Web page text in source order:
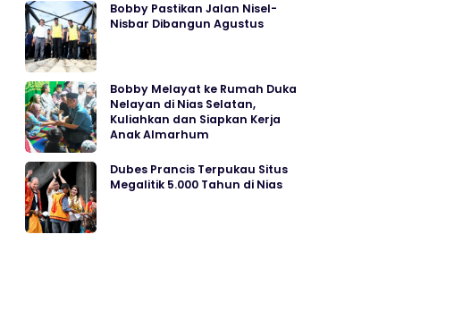
Bobby Pastikan Jalan Nisel-
Nisbar Dibangun Agustus
Bobby Melayat ke Rumah Duka
Nelayan di Nias Selatan,
Kuliahkan dan Siapkan Kerja
Anak Almarhum
Dubes Prancis Terpukau Situs
Megalitik 5.000 Tahun di Nias